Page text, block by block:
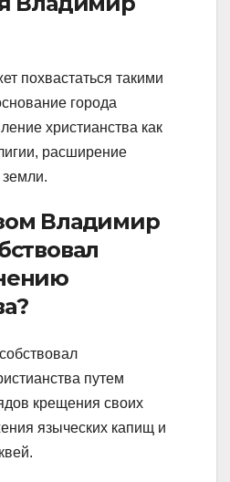
похвастаться такими
города
христианства как
расширение
земли.
Владимир
путем
крещения своих
языческих капищ и